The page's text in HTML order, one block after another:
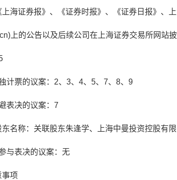
上海证券报》、《证券时报》、《证券日报》、
上的公告以及后续公司在上海证券交易所网站
计票的议案：2、3、4、5、7、8、9
表决的议案：7
名称：关联股东朱逢学、上海中曼投资控股有限
与表决的议案：无
事项